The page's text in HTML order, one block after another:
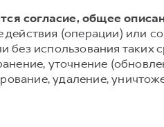
согласие, общее
(операции) или
использования таких
уточнение
удаление,